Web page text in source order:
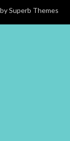
Superb Themes